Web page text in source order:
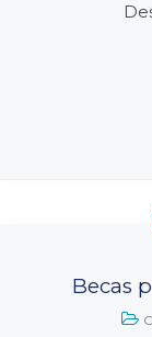
Becas